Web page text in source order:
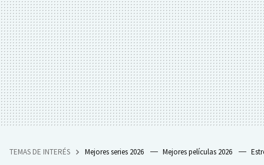
TEMAS DE INTERÉS Mejores series 2026 Mejores películas 2026